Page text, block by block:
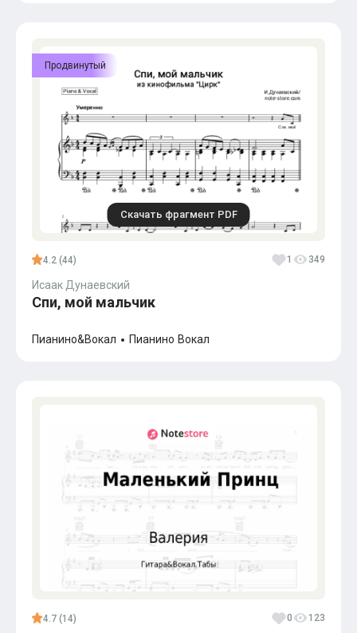
Продвинутый
Скачать фрагмент PDF
4.2 (44) 1 349
Исаак Дунаевский
Спи, мой мальчик
Пианино&Вокал Пианино Вокал
4.7 (14) 0 123